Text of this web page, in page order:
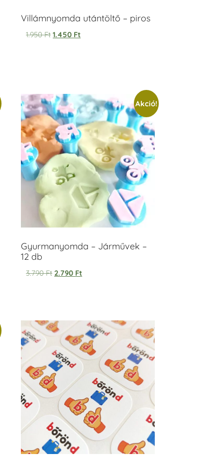
Villámnyomda utántöltő – piros
1.950Ft 1.450 Ft
Akció!
Gyurmanyomda – Járművek –
12 db
3.790Ft 2.790 Ft